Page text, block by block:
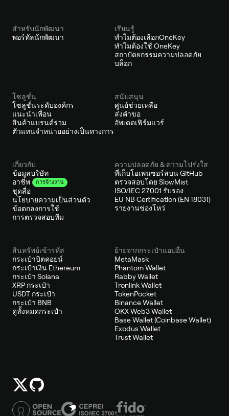
สำหรับนักพัฒนา
พอร์ทัลนักพัฒนา
เรียนรู้
ทำไมต้องเลือกOneKey
ทำไมต้องใช้ OneKey
สถาปัตยกรรมความปลอดภัย
บล็อก
โซลูชั่น
โซลูชั่นระดับองค์กร
แนะนำเพื่อน
สินค้าแบรนด์ร่วม
ตัวแทนจำหน่ายอย่างเป็นทางการ
สนับสนุน
ศูนย์ช่วยเหลือ
ส่งคำขอ
อัพเดตเฟิร์มแวร์
เกี่ยวกับ
ข้อมูลบริษัท
อาชีพ
การจ้างงาน
ชุดสื่อ
นโยบายความเป็นส่วนตัว
ข้อตกลงการใช้
การตรวจสอบทีม
ความปลอดภัย & ความโปร่งใส
ที่เก็บโอเพนซอร์สบน GitHub
ตรวจสอบโดย SlowMist
ISO/IEC 27001 รับรอง
EU NB Certification (EN 18031)
รายงานช่องโหว่
สินทรัพย์เข้ารหัส
กระเป๋าบิตคอยน์
กระเป๋าเงิน Ethereum
กระเป๋า Solana
XRP กระเป๋า
USDT กระเป๋า
กระเป๋า BNB
ดูทั้งหมดกระเป๋า
ย้ายจากกระเป๋าแอปอื่น
MetaMask
Phantom Wallet
Rabby Wallet
Tronlink Wallet
TokenPocket
Binance Wallet
OKX Web3 Wallet
Base Wallet (Coinbase Wallet)
Exodus Wallet
Trust Wallet